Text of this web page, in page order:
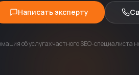
Написать эксперту
об услугах частного SEO-